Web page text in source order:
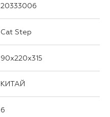
20333006
Cat Step
90x220x315
КИТАЙ
6